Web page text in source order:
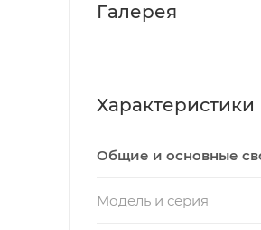
Галерея
Характеристики
Общие и основные
Модель и серия